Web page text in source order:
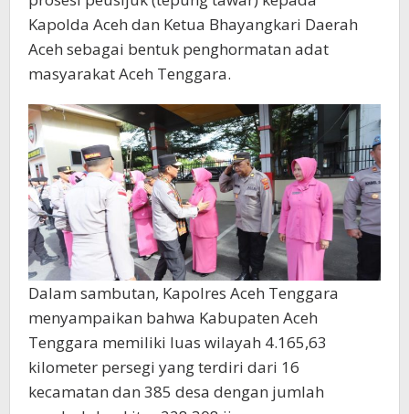
Kapolda Aceh dan Ketua Bhayangkari Daerah
Aceh sebagai bentuk penghormatan adat
masyarakat Aceh Tenggara.
Dalam sambutan, Kapolres Aceh Tenggara
menyampaikan bahwa Kabupaten Aceh
Tenggara memiliki luas wilayah 4.165,63
kilometer persegi yang terdiri dari 16
kecamatan dan 385 desa dengan jumlah